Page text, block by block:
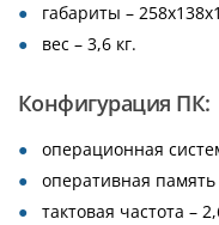
габариты –
вес – 3,6 кг.
Конфигурация ПК:
операционная
оперативная память
тактовая частота –